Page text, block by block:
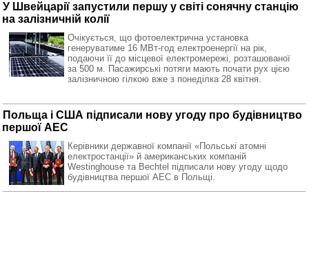
У Швейцарії запустили першу у світі сонячну станцію
на залізничній колії
Очікується, що фотоелектрична установка
генеруватиме 16 МВт-год електроенергії на рік,
подаючи її до місцевої електромережі, розташованої
за 500 м. Пасажирські потяги мають почати рух цією
залізничною гілкою вже з понеділка 28 квітня.
Польща і США підписали нову угоду про будівництво
першої АЕС
Керівники державної компанії «Польські атомні
електростанції» й американських компаній
Westinghouse та Bechtel підписали нову угоду щодо
будівництва першої АЕС в Польщі.